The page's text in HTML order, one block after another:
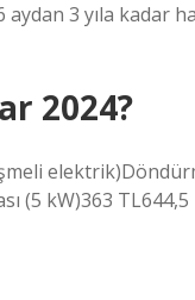
3 yıla kadar
2024?
(5 kW)363